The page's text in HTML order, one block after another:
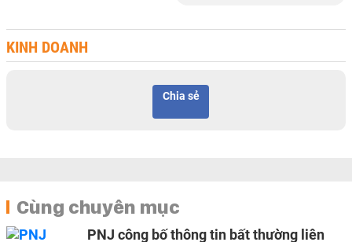
KINH DOANH
Chia sẻ
Cùng chuyên mục
PNJ công bố thông tin bất thường liên